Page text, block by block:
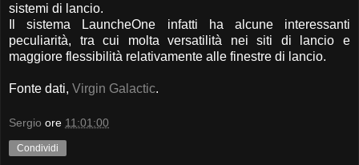
sistemi di lancio.
Il sistema LauncheOne infatti ha alcune interessanti
peculiarità, tra cui molta versatilità nei siti di lancio e
maggiore flessibilità relativamente alle finestre di lancio.
Fonte dati, Virgin Galactic.
Sergio ore 11:01:00
Condividi